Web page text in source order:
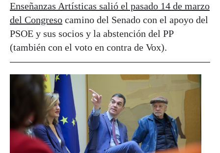
Enseñanzas Artísticas salió el pasado 14 de marzo
del Congreso camino del Senado con el apoyo del
PSOE y sus socios y la abstención del PP
(también con el voto en contra de Vox).